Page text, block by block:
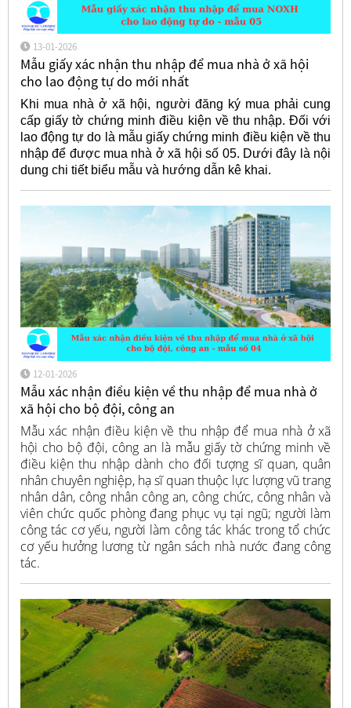
13-01-2026
Mẫu giấy xác nhận thu nhập để mua nhà ở xã hội
cho lao động tự do mới nhất
Khi mua nhà ở xã hội, người đăng ký mua phải cung
cấp giấy tờ chứng minh điều kiện về thu nhập. Đối với
lao động tự do là mẫu giấy chứng minh điều kiện về thu
nhập để được mua nhà ở xã hội số 05. Dưới đây là nội
dung chi tiết biểu mẫu và hướng dẫn kê khai.
12-01-2026
Mẫu xác nhận điều kiện về thu nhập để mua nhà ở
xã hội cho bộ đội, công an
Mẫu xác nhận điều kiện về thu nhập để mua nhà ở xã
hội cho bộ đội, công an là mẫu giấy tờ chứng minh về
điều kiện thu nhập dành cho đối tượng sĩ quan, quân
nhân chuyên nghiệp, hạ sĩ quan thuộc lực lượng vũ trang
nhân dân, công nhân công an, công chức, công nhân và
viên chức quốc phòng đang phục vụ tại ngũ; người làm
công tác cơ yếu, người làm công tác khác trong tổ chức
cơ yếu hưởng lương từ ngân sách nhà nước đang công
tác.